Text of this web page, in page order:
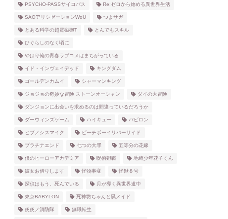
PSYCHO-PASSサイコパス Re:ゼロから始める異世界生活
SAOアリシゼーションWoU つよサガ
とある科学の超電磁砲T とんでもスキル
ひぐらしのなく頃に
やはり俺の青春ラブコメはまちがっている
イド・インヴェイデッド キングダム
ゴールデンカムイ シャーマンキング
ジョジョの奇妙な冒険 ストーンオーシャン ダイの大冒険
ダンジョンに出会いを求めるのは間違っているだろうか
ダーウィンズゲーム ハイキュー バビロン
ヒプノシスマイク ピーチボーイリバーサイド
プラチナエンド 七つの大罪 五等分の花嫁
僕のヒーローアカデミア 呪術廻戦 地縛少年花子くん
彼女お借りします 怪物事変 怪獣８号
探偵はもう、死んでいる 月が導く異世界道中
東京BABYLON 死神坊ちゃんと黒メイド
炎炎ノ消防隊 無職転生